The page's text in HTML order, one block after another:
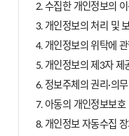
2. 수집한 개인정보의
3. 개인정보의 처리 및
4. 개인정보의 위탁에
5. 개인정보의 제3자 제
6. 정보주체의 권리·의
7. 아동의 개인정보보호
8. 개인정보 자동수집